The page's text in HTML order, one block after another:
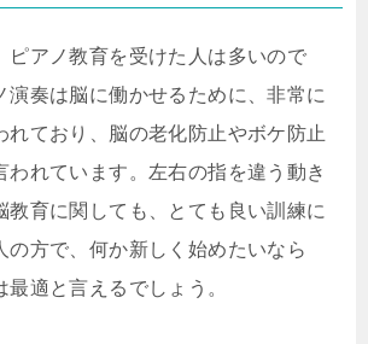
ピアノ教育を受けた人は多いので
演奏は脳に働かせるために、非常に
れており、脳の老化防止やボケ防止
われています。左右の指を違う動き
教育に関しても、とても良い訓練に
の方で、何か新しく始めたいなら
適と言えるでしょう。